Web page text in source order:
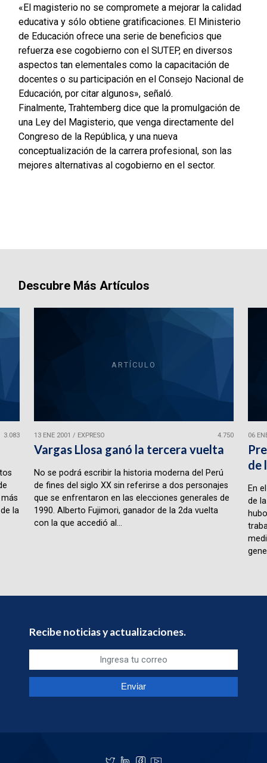
«El magisterio no se compromete a mejorar la calidad
educativa y sólo obtiene gratificaciones. El Ministerio
de Educación ofrece una serie de beneficios que
refuerza ese cogobierno con el SUTEP, en diversos
aspectos tan elementales como la capacitación de
docentes o su participación en el Consejo Nacional de
Educación, por citar algunos», señaló.
Finalmente, Trahtemberg dice que la promulgación de
una Ley del Magisterio, que venga directamente del
Congreso de la República, y una nueva
conceptualización de la carrera profesional, son las
mejores alternativas al cogobierno en el sector.
Descubre Más Artículos
3.083
la
ARTÍCULO
13 ENE 2001 / EXPRESO 4.750
Vargas Llosa ganó la tercera vuelta
No se podrá escribir la historia moderna del Perú
de fines del siglo XX sin referirse a dos personajes
que se enfrentaron en las elecciones generales de
1990. Alberto Fujimori, ganador de la 2da vuelta
con la que accedió al...
06
de
En
de
Recibe noticias y actualizaciones.